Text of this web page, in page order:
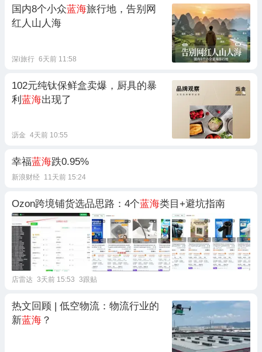
国内8个小众蓝海旅行地，告别网
红人山人海
深i旅行 6天前 11:58
102元纯钛保鲜盒卖爆，厨具的暴
利 蓝海出现了
沥金 4天前 10:55
幸福蓝海跌0.95%
新浪财经 11天前 15:24
Ozon跨境铺货选品思路：4个蓝海类目+避坑指南
店雷达 3天前 15:53 3跟贴
热文回顾 | 低空物流：物流行业的
新蓝海 ？